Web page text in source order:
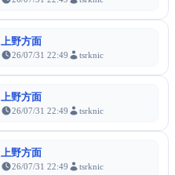
上野方面
26/07/31 22:49 tsrknic
上野方面
26/07/31 22:49 tsrknic
上野方面
26/07/31 22:49 tsrknic